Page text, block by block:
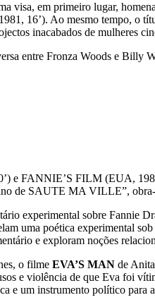
visa, em primeiro lugar,
16’). Ao mesmo tempo, o
inacabados de mulheres
entre Fronza Woods e Billy
e FANNIE’S FILM (EUA,
de SAUTE MA VILLE”,
experimental sobre Fannie
uma poética experimental
e exploram noções
o filme EVA’S MAN de
e violência de que Eva foi
e um instrumento político para